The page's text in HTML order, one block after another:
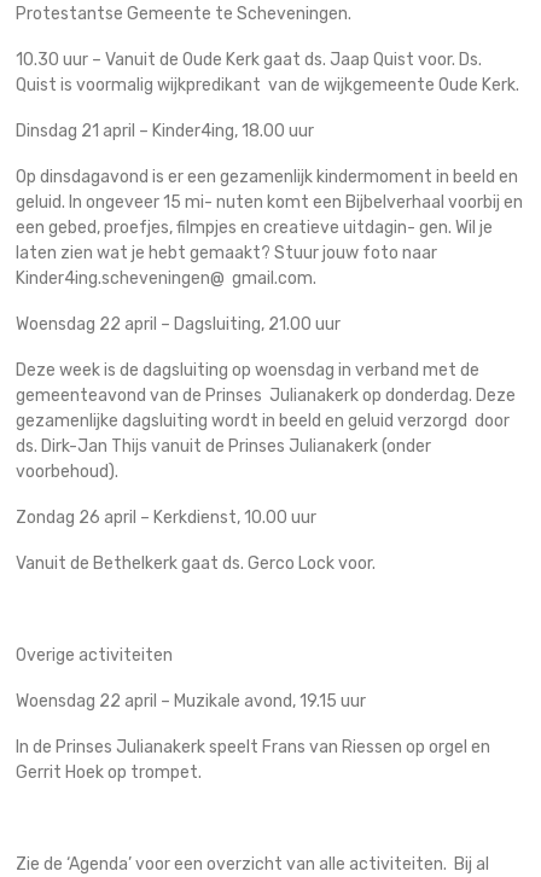
Protestantse Gemeente te Scheveningen.
10.30 uur – Vanuit de Oude Kerk gaat ds. Jaap Quist voor. Ds.
Quist is voormalig wijkpredikant van de wijkgemeente Oude Kerk.
Dinsdag 21 april – Kinder4ing, 18.00 uur
Op dinsdagavond is er een gezamenlijk kindermoment in beeld en
geluid. In ongeveer 15 mi- nuten komt een Bijbelverhaal voorbij en
een gebed, proefjes, filmpjes en creatieve uitdagin- gen. Wil je
laten zien wat je hebt gemaakt? Stuur jouw foto naar
Kinder4ing.scheveningen@ gmail.com.
Woensdag 22 april – Dagsluiting, 21.00 uur
Deze week is de dagsluiting op woensdag in verband met de
gemeenteavond van de Prinses Julianakerk op donderdag. Deze
gezamenlijke dagsluiting wordt in beeld en geluid verzorgd door
ds. Dirk-Jan Thijs vanuit de Prinses Julianakerk (onder
voorbehoud).
Zondag 26 april – Kerkdienst, 10.00 uur
Vanuit de Bethelkerk gaat ds. Gerco Lock voor.
Overige activiteiten
Woensdag 22 april – Muzikale avond, 19.15 uur
In de Prinses Julianakerk speelt Frans van Riessen op orgel en
Gerrit Hoek op trompet.
Zie de ‘Agenda’ voor een overzicht van alle activiteiten. Bij al